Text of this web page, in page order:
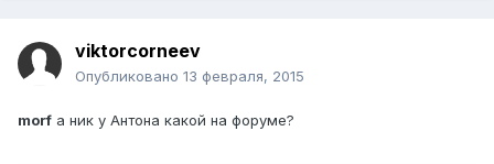
viktorcorneev
Опубликовано 13 февраля, 2015
morf а ник у Антона какой на форуме?